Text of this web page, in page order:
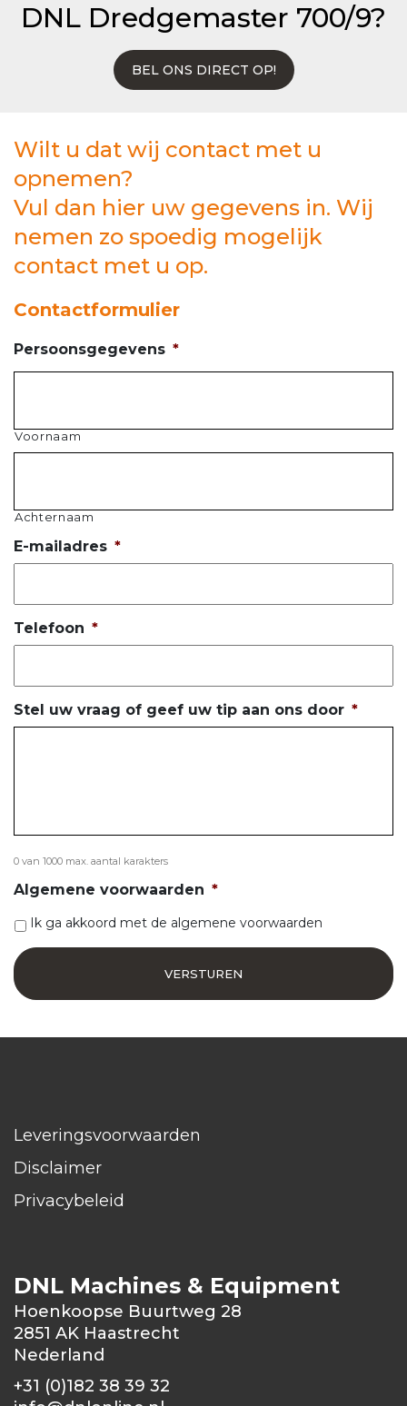
DNL Dredgemaster 700/9?
BEL ONS DIRECT OP!
Wilt u dat wij contact met u
opnemen?
Vul dan hier uw gegevens in. Wij
nemen zo spoedig mogelijk
contact met u op.
Contactformulier
Persoonsgegevens *
Voornaam
Achternaam
E-mailadres *
Telefoon *
Stel uw vraag of geef uw tip aan ons door *
0 van 1000 max. aantal karakters
Algemene voorwaarden *
Ik ga akkoord met de algemene voorwaarden
Leveringsvoorwaarden
Disclaimer
Privacybeleid
DNL Machines & Equipment
Hoenkoopse Buurtweg 28
2851 AK Haastrecht
Nederland
+31 (0)182 38 39 32